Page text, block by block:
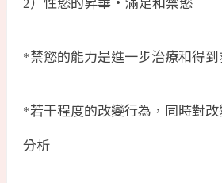
2
*禁慾的能力是進一步治療和得
*若干程度的改變行為，同時對
分析